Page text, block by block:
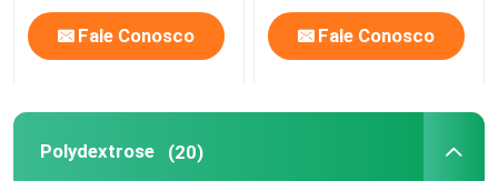
Adoçantes de Baixa Caloria
álcoois de açúcar
Fale Conosco Fale Conosco
Polydextrose (20)